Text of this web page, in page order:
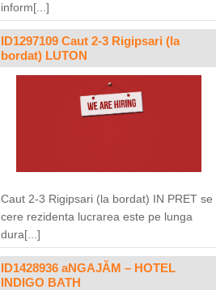
inform[...]
ID1297109 Caut 2-3 Rigipsari (la
bordat) LUTON
Caut 2-3 Rigipsari (la bordat) IN PRET se
cere rezidenta lucrarea este pe lunga
dura[...]
ID1428936 aNGAJĂM – HOTEL
INDIGO BATH